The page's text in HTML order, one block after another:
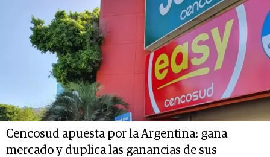
Cencosud apuesta por la Argentina: gana
mercado y duplica las ganancias de sus